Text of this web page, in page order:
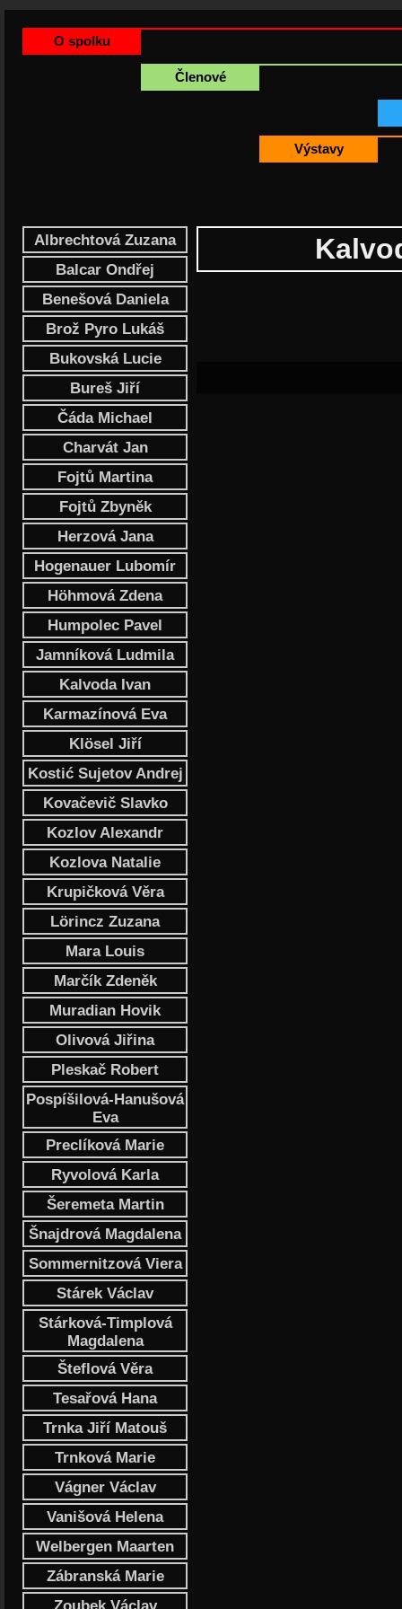
O spolku
Členové
Výstavy
Albrechtová Zuzana
Balcar Ondřej
Benešová Daniela
Brož Pyro Lukáš
Bukovská Lucie
Bureš Jiří
Čáda Michael
Charvát Jan
Fojtů Martina
Fojtů Zbyněk
Herzová Jana
Hogenauer Lubomír
Höhmová Zdena
Humpolec Pavel
Jamníková Ludmila
Kalvoda Ivan
Karmazínová Eva
Klösel Jiří
Kostić Sujetov Andrej
Kovačevič Slavko
Kozlov Alexandr
Kozlova Natalie
Krupičková Věra
Lörincz Zuzana
Mara Louis
Marčík Zdeněk
Muradian Hovik
Olivová Jiřina
Pleskač Robert
Pospíšilová-Hanušová
Eva
Preclíková Marie
Ryvolová Karla
Šeremeta Martin
Šnajdrová Magdalena
Sommernitzová Viera
Stárek Václav
Stárková-Timplová
Magdalena
Šteflová Věra
Tesařová Hana
Trnka Jiří Matouš
Trnková Marie
Vágner Václav
Vanišová Helena
Welbergen Maarten
Zábranská Marie